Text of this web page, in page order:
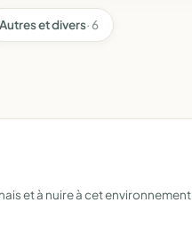
Autres et divers· 6
et à nuire à cet